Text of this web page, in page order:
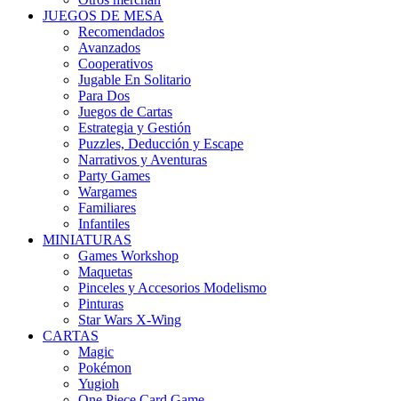
JUEGOS DE MESA
Recomendados
Avanzados
Cooperativos
Jugable En Solitario
Para Dos
Juegos de Cartas
Estrategia y Gestión
Puzzles, Deducción y Escape
Narrativos y Aventuras
Party Games
Wargames
Familiares
Infantiles
MINIATURAS
Games Workshop
Maquetas
Pinceles y Accesorios Modelismo
Pinturas
Star Wars X-Wing
CARTAS
Magic
Pokémon
Yugioh